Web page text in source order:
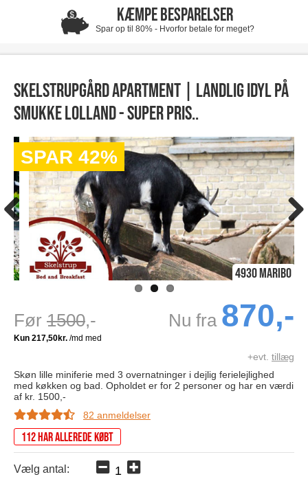
KÆMPE BESPARELSER
Spar op til 80% - Hvorfor betale for meget?
Skelstrupgård Apartment | Landlig idyl på
smukke Lolland - Super pris..
SPAR 42%
4930 Maribo
Før 1500,- Nu fra 870,-
+evt. tillæg
Skøn lille miniferie med 3 overnatninger i dejlig ferielejlighed
med køkken og bad. Opholdet er for 2 personer og har en værdi
af kr. 1500,-
82 anmeldelser
112 har allerede købt
Vælg antal: